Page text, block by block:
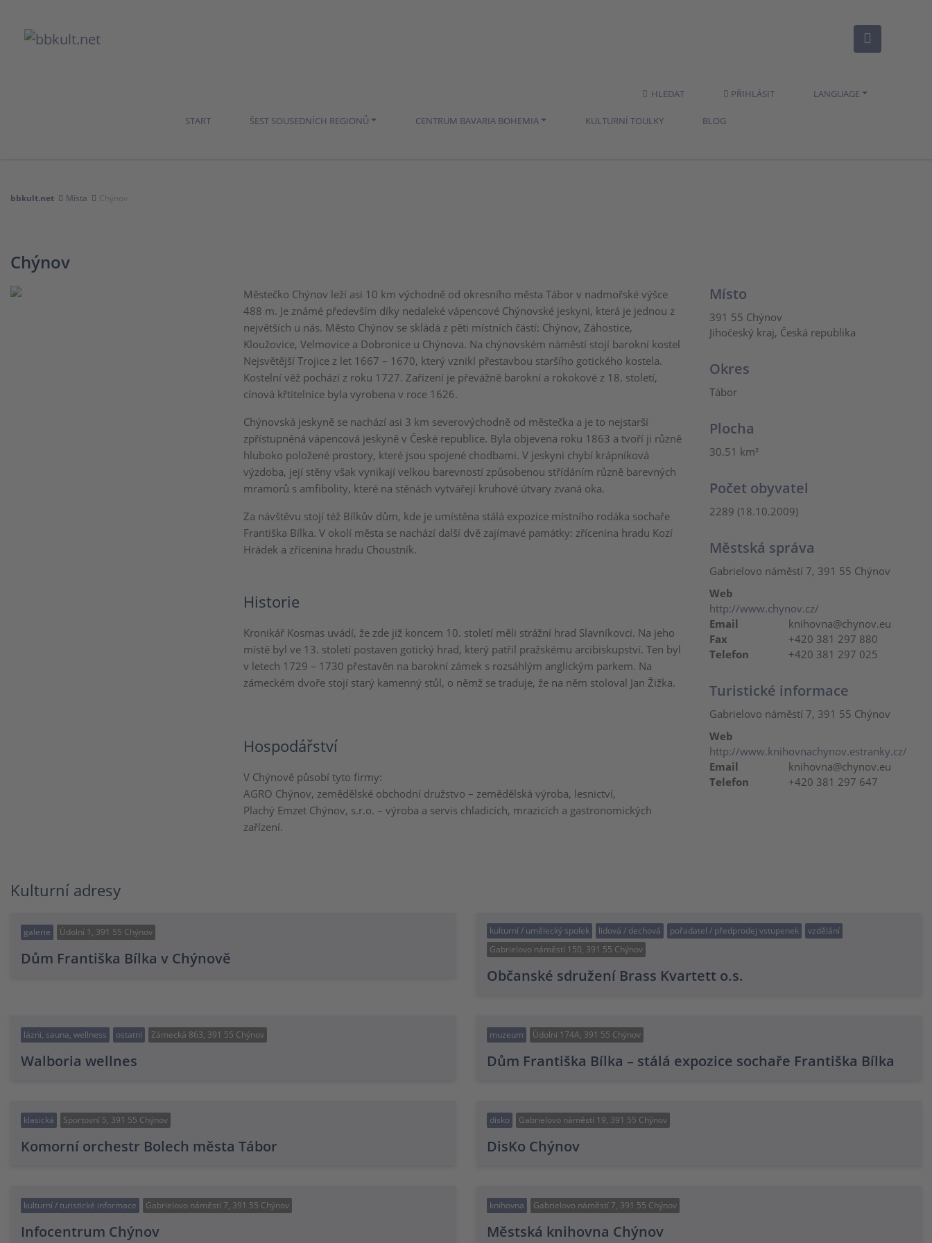
HLEDAT PŘIHLÁSIT LANGUAGE
START ŠEST SOUSEDNÍCH REGIONŮ CENTRUM BAVARIA BOHEMIA KULTURNÍ TOULKY BLOG
bbkult.net Místa Chýnov
Chýnov
Městečko Chýnov leží asi 10 km východně od okresního města Tábor v nadmořské výšce
488 m. Je známé především díky nedaleké vápencové Chýnovské jeskyni, která je jednou z
největších u nás. Město Chýnov se skládá z pěti místních částí: Chýnov, Záhostice,
Kloužovice, Velmovice a Dobronice u Chýnova. Na chýnovském náměstí stojí barokní kostel
Nejsvětější Trojice z let 1667 – 1670, který vznikl přestavbou staršího gotického kostela.
Kostelní věž pochází z roku 1727. Zařízení je převážně barokní a rokokové z 18. století,
cínová křtitelnice byla vyrobena v roce 1626.
Chýnovská jeskyně se nachází asi 3 km severovýchodně od městečka a je to nejstarší
zpřístupněná vápencová jeskyně v České republice. Byla objevena roku 1863 a tvoří ji různě
hluboko položené prostory, které jsou spojené chodbami. V jeskyni chybí krápníková
výzdoba, její stěny však vynikají velkou barevností způsobenou střídáním různě barevných
mramorů s amfibolity, které na stěnách vytvářejí kruhové útvary zvaná oka.
Za návštěvu stojí též Bílkův dům, kde je umístěna stálá expozice místního rodáka sochaře
Františka Bílka. V okolí města se nachází další dvě zajímavé památky: zřícenina hradu Kozí
Hrádek a zřícenina hradu Choustník.
Historie
Kronikář Kosmas uvádí, že zde již koncem 10. století měli strážní hrad Slavníkovci. Na jeho
místě byl ve 13. století postaven gotický hrad, který patřil pražskému arcibiskupství. Ten byl
v letech 1729 – 1730 přestavěn na barokní zámek s rozsáhlým anglickým parkem. Na
zámeckém dvoře stojí starý kamenný stůl, o němž se traduje, že na něm stoloval Jan Žižka.
Hospodářství
V Chýnově působí tyto firmy:
AGRO Chýnov, zemědělské obchodní družstvo – zemědělská výroba, lesnictví,
Plachý Emzet Chýnov, s.r.o. – výroba a servis chladicích, mrazicích a gastronomických
zařízení.
Místo
391 55 Chýnov
Jihočeský kraj, Česká republika
Okres
Tábor
Plocha
30.51 km²
Počet obyvatel
2289 (18.10.2009)
Městská správa
Gabrielovo náměstí 7, 391 55 Chýnov
Web
http://www.chynov.cz/
Email
knihovna@chynov.eu
Fax
+420 381 297 880
Telefon
+420 381 297 025
Turistické informace
Gabrielovo náměstí 7, 391 55 Chýnov
Web
http://www.knihovnachynov.estranky.cz/
Email
knihovna@chynov.eu
Telefon
+420 381 297 647
Kulturní adresy
galerie Údolní 1, 391 55 Chýnov
Dům Františka Bílka v Chýnově
kulturní / umělecký spolek lidová / dechová pořadatel / předprodej vstupenek
vzdělání
Gabrielovo náměstí 150, 391 55 Chýnov
Občanské sdružení Brass Kvartett o.s.
láznì, sauna, wellness ostatní Zámecká 863, 391 55 Chýnov
Walboria wellnes
muzeum Údolní 174A, 391 55 Chýnov
Dům Františka Bílka – stálá expozice sochaře Františka Bílka
klasická Sportovní 5, 391 55 Chýnov
Komorní orchestr Bolech města Tábor
disko Gabrielovo náměstí 19, 391 55 Chýnov
DisKo Chýnov
kulturní / turistické informace Gabrielovo náměstí 7, 391 55 Chýnov
Infocentrum Chýnov
knihovna Gabrielovo náměstí 7, 391 55 Chýnov
Městská knihovna Chýnov